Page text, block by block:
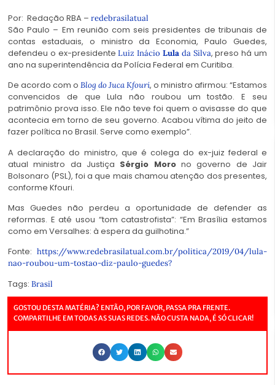
Por: Redação RBA – redebrasilatual
São Paulo – Em reunião com seis presidentes de tribunais de
contas estaduais, o ministro da Economia, Paulo Guedes,
defendeu o ex-presidenteLuiz InácioLula da Silva, preso há um
ano na superintendência da Polícia Federal em Curitiba.
De acordo com o Blog do Juca Kfouri, o ministro afirmou: “Estamos
convencidos de que Lula não roubou um tostão. E seu
patrimônio prova isso. Ele não teve foi quem o avisasse do que
acontecia em torno de seu governo. Acabou vítima do jeito de
fazer política no Brasil. Serve como exemplo”.
A declaração do ministro, que é colega do ex-juiz federal e
atual ministro da Justiça Sérgio Morono governo de Jair
Bolsonaro (PSL), foi a que mais chamou atenção dos presentes,
conforme Kfouri.
Mas Guedes não perdeu a oportunidade de defender as
reformas. E até usou “tom catastrofista”: “Em Brasília estamos
como em Versalhes: à espera da guilhotina.”
Fonte: https://www.redebrasilatual.com.br/politica/2019/04/lula-
nao-roubou-um-tostao-diz-paulo-guedes?
Tags: Brasil
GOSTOU DESTA MATÉRIA? ENTÃO, POR FAVOR, PASSA PRA FRENTE.
COMPARTILHE EM TODAS AS SUAS REDES. NÃO CUSTA NADA, É SÓ CLICAR!